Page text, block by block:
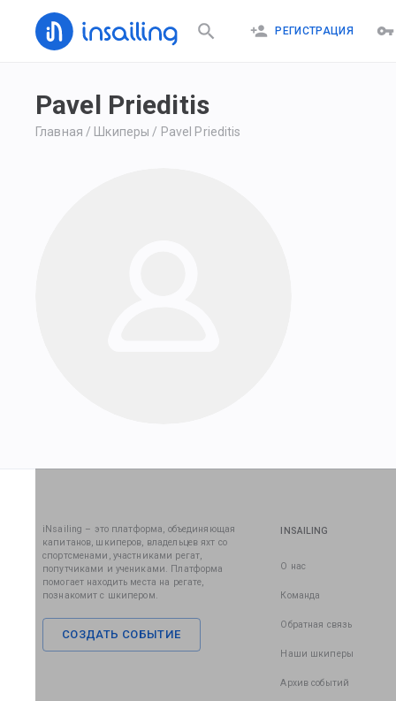
РЕГИСТРАЦИЯ
Pavel Prieditis
Главная / Шкиперы / Pavel Prieditis
iNsailing – это платформа, объединяющая
капитанов, шкиперов, владельцев яхт со
спортсменами, участниками регат,
попутчиками и учениками. Платформа
помогает находить места на регате,
познакомит с шкипером.
СОЗДАТЬ СОБЫТИЕ
INSAILING
О нас
Команда
Обратная связь
Наши шкиперы
Архив событий